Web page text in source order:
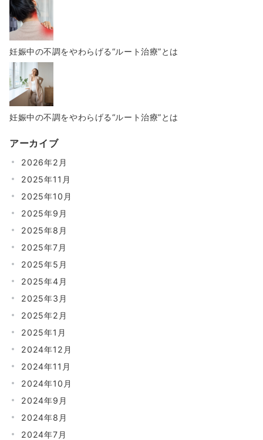
妊娠中の不調をやわらげる“ルート治療”とは
妊娠中の不調をやわらげる“ルート治療”とは
アーカイブ
2026年2月
2025年11月
2025年10月
2025年9月
2025年8月
2025年7月
2025年5月
2025年4月
2025年3月
2025年2月
2025年1月
2024年12月
2024年11月
2024年10月
2024年9月
2024年8月
2024年7月